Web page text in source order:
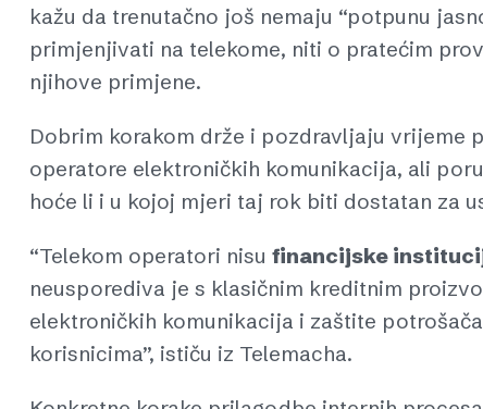
kažu da trenutačno još nemaju “potpunu
primjenjivati na telekome, niti o pratećim
njihove primjene.
Dobrim korakom drže i pozdravljaju vrijeme
operatore elektroničkih komunikacija, ali
hoće li i u kojoj mjeri taj rok biti dostatan za
“Telekom operatori nisu financijske
neusporediva je s klasičnim kreditnim
elektroničkih komunikacija i zaštite
korisnicima”, ističu iz Telemacha.